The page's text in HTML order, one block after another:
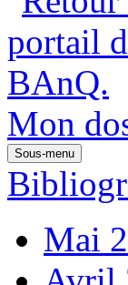
Mon
Sous-menu
Mai